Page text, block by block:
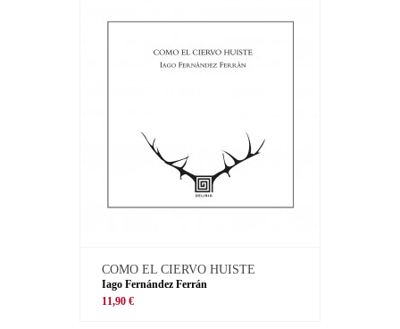
COMO EL CIERVO HUISTE
Iago Fernández Ferrán
11,90 €